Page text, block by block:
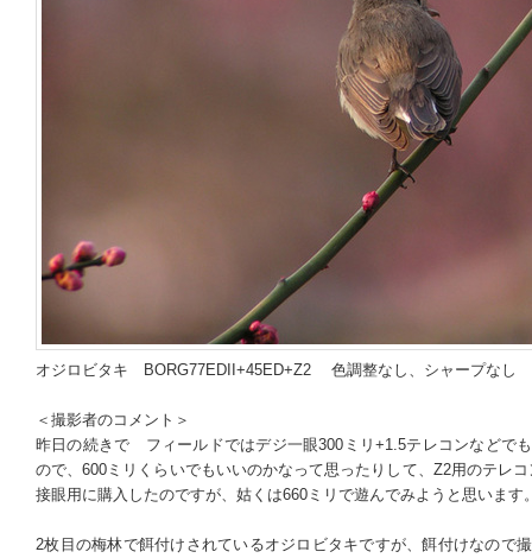
オジロビタキ BORG77EDII+45ED+Z2 色調整なし、シャープなし
＜撮影者のコメント＞
昨日の続きで フィールドではデジ一眼300ミリ+1.5テレコンなどで
ので、600ミリくらいでもいいのかなって思ったりして、Z2用のテレ
接眼用に購入したのですが、姑くは660ミリで遊んでみようと思います
2枚目の梅林で餌付けされているオジロビタキですが、餌付けなので